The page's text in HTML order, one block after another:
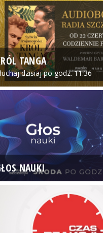
TANGA
dzisiaj po godz. 11:36
NAUKI